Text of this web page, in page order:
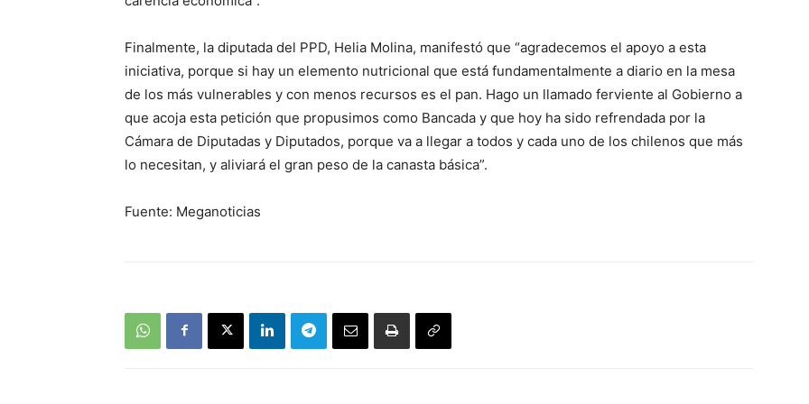
Finalmente, la diputada del PPD, Helia Molina, manifestó que “agradecemos el apoyo a esta
iniciativa, porque si hay un elemento nutricional que está fundamentalmente a diario en la mesa
de los más vulnerables y con menos recursos es el pan. Hago un llamado ferviente al Gobierno a
que acoja esta petición que propusimos como Bancada y que hoy ha sido refrendada por la
Cámara de Diputadas y Diputados, porque va a llegar a todos y cada uno de los chilenos que más
lo necesitan, y aliviará el gran peso de la canasta básica”.
Fuente: Meganoticias